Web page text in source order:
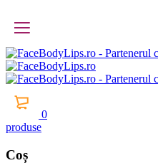
0
produse
Coș